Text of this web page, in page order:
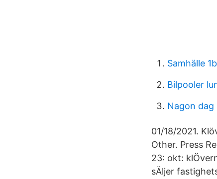
Samhälle
Bilpooler
Nagon dag
01/18/2021.
Other. Press
23: okt:
sÄljer